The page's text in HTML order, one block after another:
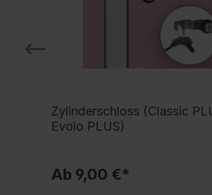
Zylinderschloss (Classic
Evolo PLUS)
Ab 9,00 €*